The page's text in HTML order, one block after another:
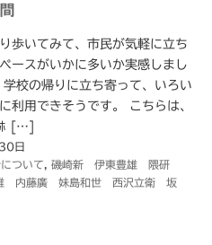
歩いてみて、市民が気軽に立ち
ースがいかに多いか実感しまし
校の帰りに立ち寄って、いろい
利用できそうです。 こちらは、
ﾎ […]
日
ついて
磯崎新 伊東豊雄 隈研
内藤廣 妹島和世 西沢立衛 坂